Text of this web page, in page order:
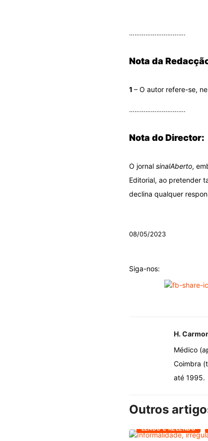
………………………….
Nota da
1 – O autor refere-se,
………………………….
Nota do Director:
O jornal sinalAberto,
Editorial, ao pretender
declina qualquer
08/05/2023
Siga-nos:
H.
Médico
Coimbra
até 1995.
Outros
LENDO E RELENDO